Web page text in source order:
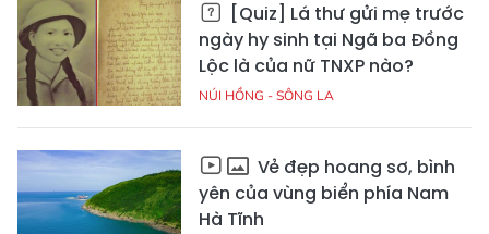
[Quiz] Lá thư gửi mẹ trước
ngày hy sinh tại Ngã ba Đồng
Lộc là của nữ TNXP nào?
NÚI HỒNG - SÔNG LA
Vẻ đẹp hoang sơ, bình
yên của vùng biển phía Nam
Hà Tĩnh